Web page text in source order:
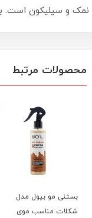
نمک و سیلیکون است.
محصولات مرتبط
بستنی مو بیول مدل
شکلات مناسب موی